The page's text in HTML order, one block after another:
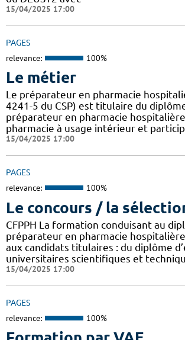
15/04/2025 17:00
PAGES
relevance: 100%
Le métier
Le préparateur en pharmacie
4241-5 du CSP) est titulaire du
préparateur en pharmacie
pharmacie à usage intérieur et
15/04/2025 17:00
PAGES
relevance: 100%
Le concours / la
CFPPH La formation conduisant au
préparateur en pharmacie
aux candidats titulaires : du diplôme
universitaires scientifiques et
15/04/2025 17:00
PAGES
relevance: 100%